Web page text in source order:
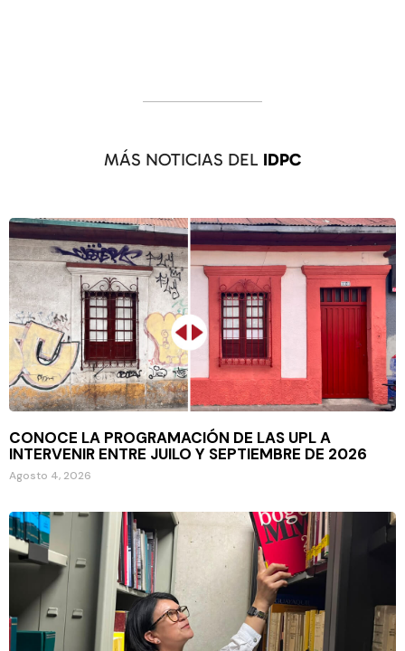
MÁS NOTICIAS DEL IDPC
CONOCE LA PROGRAMACIÓN DE LAS UPL A
INTERVENIR ENTRE JUILO Y SEPTIEMBRE DE 2026
Agosto 4, 2026